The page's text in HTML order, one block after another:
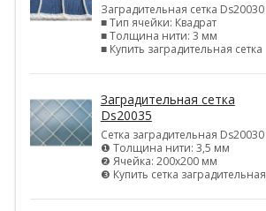
Заградительная сетка Ds20030
■ Тип ячейки: Квадрат
■ Толщина нити: 3 мм
■ Купить заградительная сетка
Заградительная сетка
Ds20035
Сетка заградительная Ds20030
❶ Толщина нити: 3,5 мм
❷ Ячейка: 200х200 мм
❸ Купить сетка заградительная